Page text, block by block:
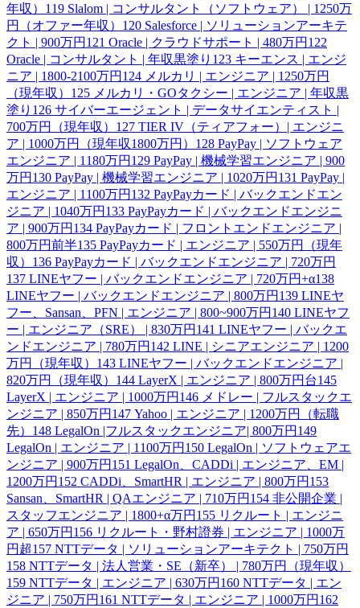
年収） 119 Slalom | コンサルタント（ソフトウェア） | 1250万
円（オファー年収） 120 Salesforce | ソリューションアーキテ
クト | 900万円 121 Oracle | クラウドサポート | 480万円 122
Oracle | コンサルタント | 年収黒塗り 123 キーエンス | エンジ
ニア | 1800-2100万円 124 メルカリ | エンジニア | 1250万円
（現年収） 125 メルカリ・GOタクシー | エンジニア | 年収黒
塗り 126 サイバーエージェント | データサイエンティスト |
700万円（現年収） 127 TIER IV（ティアフォー）| エンジニ
ア | 1000万円（現年収1800万円） 128 PayPay | ソフトウェア
エンジニア | 1180万円 129 PayPay | 機械学習エンジニア | 900
万円 130 PayPay | 機械学習エンジニア | 1020万円 131 PayPay |
エンジニア | 1100万円 132 PayPayカード | バックエンドエン
ジニア | 1040万円 133 PayPayカード | バックエンドエンジニ
ア | 900万円 134 PayPayカード | フロントエンドエンジニア |
800万円前半135 PayPayカード | エンジニア | 550万円（現年
収） 136 PayPayカード | バックエンドエンジニア | 720万円
137 LINEヤフー | バックエンドエンジニア | 720万円+α138
LINEヤフー | バックエンドエンジニア | 800万円 139 LINEヤ
フー、Sansan、PFN | エンジニア | 800~900万円 140 LINEヤフ
ー | エンジニア（SRE） | 830万円 141 LINEヤフー | バックエ
ンドエンジニア | 780万円 142 LINE | シニアエンジニア | 1200
万円（現年収） 143 LINEヤフー | バックエンドエンジニア |
820万円（現年収） 144 LayerX | エンジニア | 800万円台145
LayerX | エンジニア | 1000万円 146 メドレー | フルスタックエ
ンジニア | 850万円 147 Yahoo | エンジニア | 1200万円（転職
先） 148 LegalOn |フルスタックエンジニア| 800万円 149
LegalOn | エンジニア | 1100万円 150 LegalOn | ソフトウェアエ
ンジニア | 900万円 151 LegalOn、CADDi | エンジニア、EM |
1200万円 152 CADDi、SmartHR | エンジニア | 800万円 153
Sansan、SmartHR | QAエンジニア | 710万円 154 非公開企業 |
スタッフエンジニア | 1800+α万円 155 リクルート | エンジニ
ア | 650万円 156 リクルート・野村證券 | エンジニア | 1000万
円超157 NTTデータ | ソリューションアーキテクト | 750万円
158 NTTデータ | 法人営業・SE（新卒） | 780万円（現年収）
159 NTTデータ | エンジニア | 630万円 160 NTTデータ | エン
ジニア | 750万円 161 NTTデータ | エンジニア | 1000万円 162